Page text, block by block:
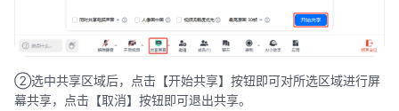
②选中共享区域后，点击【开始共享】按钮即可对所选区域进行屏
幕共享，点击【取消】按钮即可退出共享。